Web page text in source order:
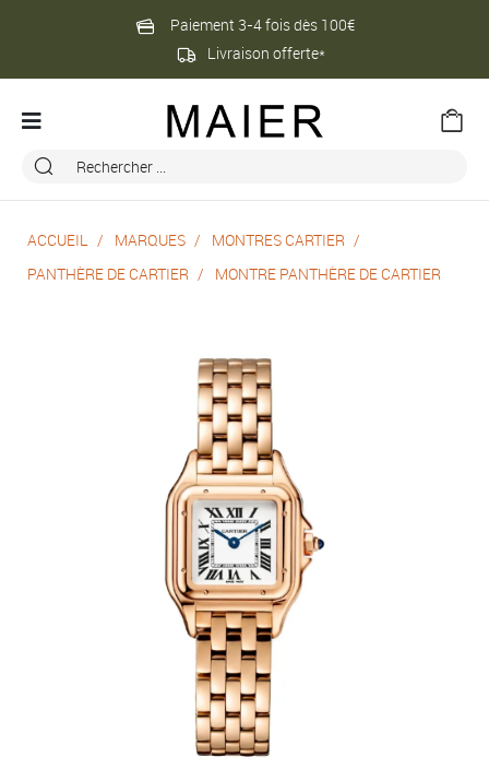
Paiement 3-4 fois dès 100€
Livraison offerte*
ACCUEIL MARQUES
MONTRES CARTIER
PANTHÈRE DE CARTIER
MONTRE PANTHÈRE DE CARTIER